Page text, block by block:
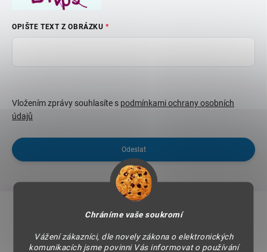
Chráníme vaše soukromí
Vážení zákazníci, dle novely zákona o elektronických
komunikacích jsme povinni Vás informovat o používání
OPIŠTE TEXT Z OBRÁZKU
Vložením zprávy souhlasíte s podmínkami ochrany osobních
údajů
Odeslat